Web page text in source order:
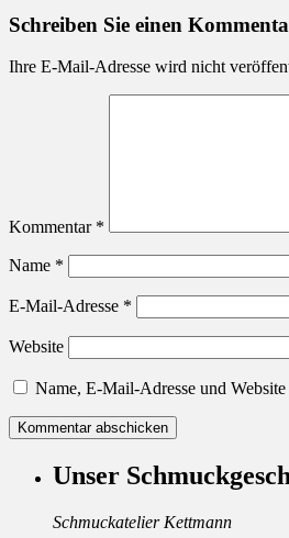
Schreiben Sie einen
Ihre E-Mail-Adresse wird nicht
Kommentar *
Name *
E-Mail-Adresse *
Website
Name, E-Mail-Adresse und
Unser
Schmuckatelier Kettmann